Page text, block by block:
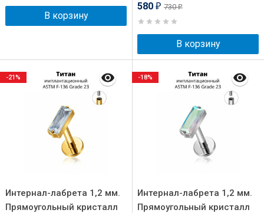
В корзину
580 ₽ 730₽
В корзину
Интернал-лабрета 1,2 мм.
Прямоугольный кристалл
-21%
Интернал-лабрета 1,2 мм.
Прямоугольный кристалл
-18%